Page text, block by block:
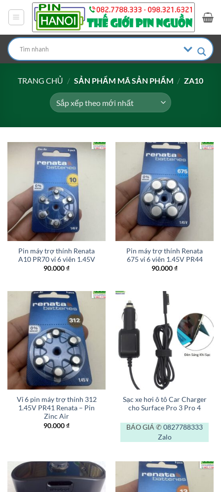
dung
TRANG CHỦ / SẢN PHẨM MÃ SẢN PHẨM / ZA10
Pin máy trợ thính Renata
A10 PR70 vỉ 6 viên 1.45V
90.000₫
Pin máy trợ thính Renata
675 vỉ 6 viên 1.45V PR44
90.000₫
Vỉ 6 pin máy trợ thính 312
1.45V PR41 Renata – Pin
Zinc Air
90.000₫
Sạc xe hơi ô tô Car Charger
cho Surface Pro 3 Pro 4
BÁO GIÁ ✆ 0827788333
Zalo